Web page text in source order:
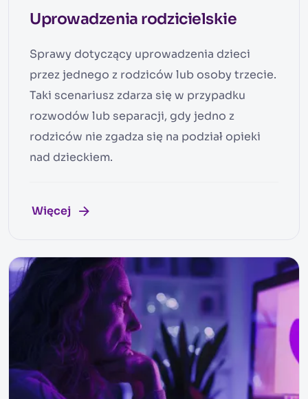
Uprowadzenia rodzicielskie
Sprawy dotyczący uprowadzenia dzieci
przez jednego z rodziców lub osoby trzecie.
Taki scenariusz zdarza się w przypadku
rozwodów lub separacji, gdy jedno z
rodziców nie zgadza się na podział opieki
nad dzieckiem.
Więcej